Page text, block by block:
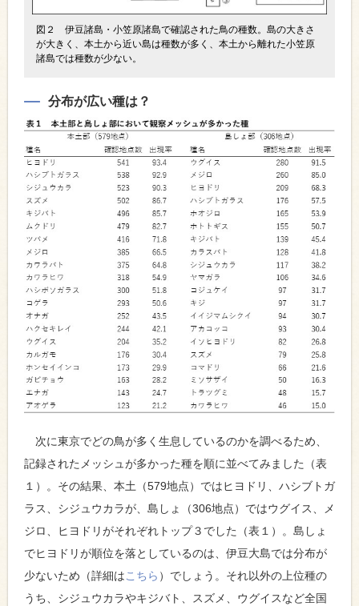
図２ 伊豆諸島・小笠原諸島で確認された鳥の種数。島の大きさ
が大きく、本土から近い島は種数が多く、本土から離れた小笠原
諸島では種数が少ない。
分布が広い種は？
次に東京でどの鳥が多く生息しているのかを調べるため、
記録されたメッシュが多かった種を順に並べてみました（表
１）。その結果、本土（579地点）ではヒヨドリ、ハシブトガ
ラス、シジュウカラが、島しょ（306地点）ではウグイス、メ
ジロ、ヒヨドリがそれぞれトップ３でした（表１）。島しょ
でヒヨドリが順位を落としているのは、伊豆大島では分布が
少ないため（詳細はこちら ）でしょう。それ以外の上位種の
うち、シジュウカラやキジバト、スズメ、ウグイスなど全国